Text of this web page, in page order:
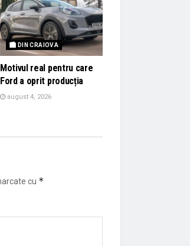
🏙 DIN CRAIOVA
Motivul real pentru care
Ford a oprit producția
august 4, 2026
cu *